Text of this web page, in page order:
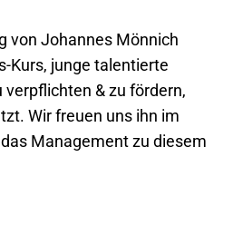
von Johannes Mönnich
Kurs, junge talentierte
verpflichten & zu fördern,
Wir freuen uns ihn im
Management zu diesem